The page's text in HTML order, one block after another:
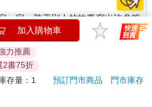
時候相處的狀況，有一個能理解你
痛仍然巨大，但好像離自己就不那
媽要敲棺材三下，我看著她連手都
她幾乎已經是倒在地上，那時候我
或近，它就在心裡，我媽媽心裡
才讓她連站都站不穩……」她忍不
將雙手摀住自己的嘴巴，眉頭深深
一宿，聽著別人的故事寫出許多篇
深省，讓人反過來看到自己的許多
看更多
加入購物車
力推薦
2書75折
存量：1 預訂門市商品
門市庫存